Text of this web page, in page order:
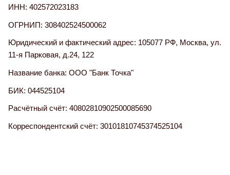
ИНН: 402572023183
ОГРНИП: 308402524500062
Юридический и фактический адрес: 105077 РФ, Москва, ул.
11-я Парковая, д.24, 122
Название банка: ООО "Банк Точка"
БИК: 044525104
Расчётный счёт: 40802810902500085690
Корреспондентский счёт: 30101810745374525104